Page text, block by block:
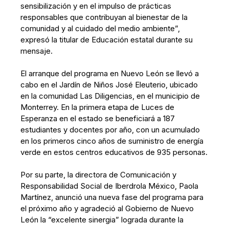
sensibilización y en el impulso de prácticas
responsables que contribuyan al bienestar de la
comunidad y al cuidado del medio ambiente”,
expresó la titular de Educación estatal durante su
mensaje.
El arranque del programa en Nuevo León se llevó a
cabo en el Jardín de Niños José Eleuterio, ubicado
en la comunidad Las Diligencias, en el municipio de
Monterrey. En la primera etapa de Luces de
Esperanza en el estado se beneficiará a 187
estudiantes y docentes por año, con un acumulado
en los primeros cinco años de suministro de energía
verde en estos centros educativos de 935 personas.
Por su parte, la directora de Comunicación y
Responsabilidad Social de Iberdrola México, Paola
Martínez, anunció una nueva fase del programa para
el próximo año y agradeció al Gobierno de Nuevo
León la “excelente sinergia” lograda durante la